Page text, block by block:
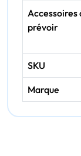
Accessoires
prévoir
SKU
Marque